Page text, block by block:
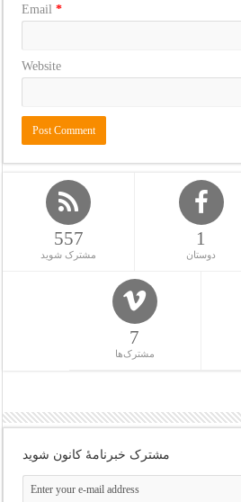
Email*
Website
557
مشترک شوید
1
دوستان
7
مشترک‌ها
مشترک خبرنامهٔ کانون شوید